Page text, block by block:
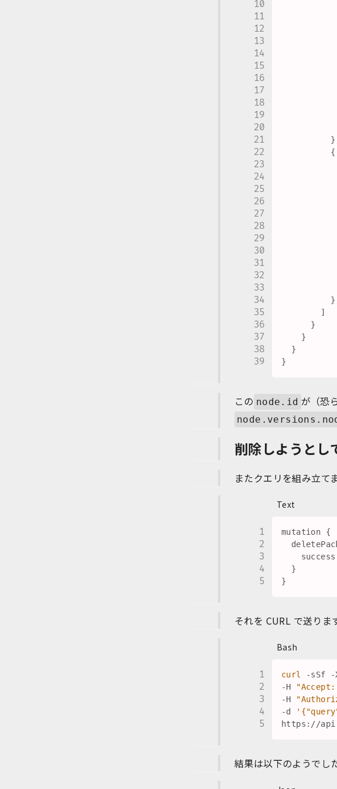
}
{
}
]
}
}
}
}
この node.id が（恐
削除しようとし
またクエリを組み立てま
Text
mutation {
    success
  }
それを CURL で送りま
Bash
curl -sSf -
-H
-H
-d
結果は以下のようでした